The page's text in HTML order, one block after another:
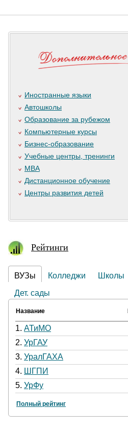
Иностранные языки
Автошколы
Образование за рубежом
Компьютерные курсы
Бизнес-образование
Учебные центры, тренинги
MBA
Дистанционное обучение
Центры развития детей
Рейтинги
ВУЗы Колледжи
Школы
Дет. сады
Название
1. АТиМО
2. УрГАУ
3. УралГАХА
4. ШГПИ
5. УрФу
Полный рейтинг